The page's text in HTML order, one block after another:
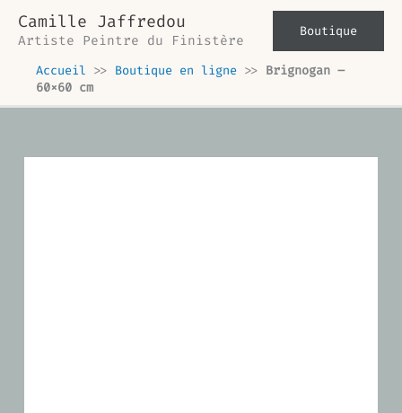
contenu
Camille Jaffredou
Artiste Peintre du Finistère
Boutique
Accueil >> Boutique en ligne >> Brignogan –
60×60 cm